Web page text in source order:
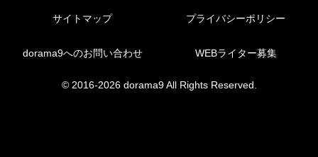
サイトマップ プライバシーポリシー
dorama9へのお問い合わせ WEBライター募集
© 2016-2026 dorama9 All Rights Reserved.